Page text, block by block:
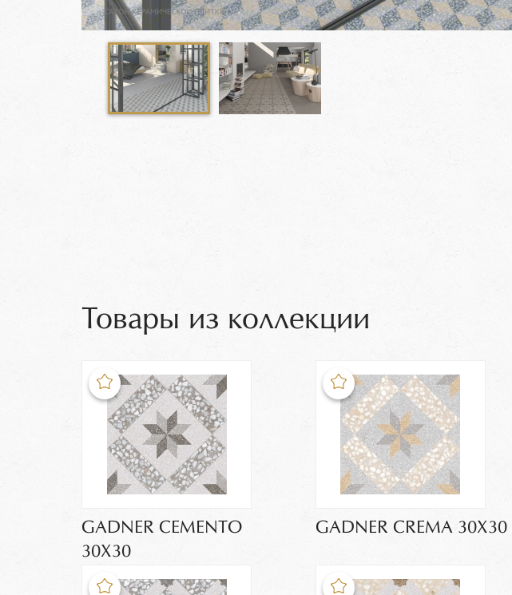
Товары из коллекции
GADNER CEMENTO
30X30
GADNER CREMA 30X30